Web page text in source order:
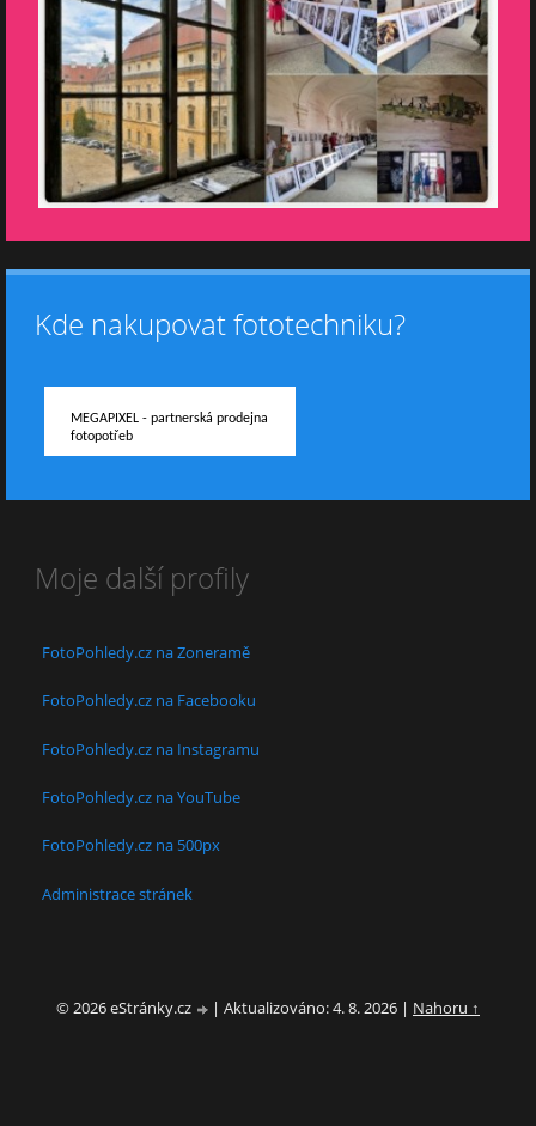
Kde nakupovat fototechniku?
MEGAPIXEL - partnerská prodejna
fotopotřeb
Moje další profily
FotoPohledy.cz na Zoneramě
FotoPohledy.cz na Facebooku
FotoPohledy.cz na Instagramu
FotoPohledy.cz na YouTube
FotoPohledy.cz na 500px
Administrace stránek
© 2026 eStránky.cz | Aktualizováno: 4. 8. 2026 | Nahoru ↑